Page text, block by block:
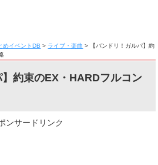
めイベントDB > ライブ・楽曲 >
【バンドリ！ガルパ】約
】約束のEX・HARDフルコン
ンサードリンク